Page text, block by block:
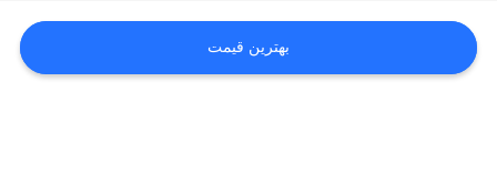
نقل
قول
بهترین قیمت